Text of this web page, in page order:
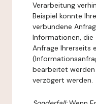
Verarbeitung
Beispiel könnte
verbundene
Informationen, die
Anfrage Ihrerseits
bearbeitet
verzögert werden.